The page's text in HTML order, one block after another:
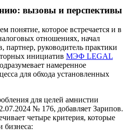
вызовы и перспективы
понятие, которое встречается и в
отношениях, начал
руководитель практики
инициатив МЭФ LEGAL
намеренное
для обхода установленных
для целей амнистии
№ 176, добавляет Зарипов.
четыре критерия, которые
бизнеса: